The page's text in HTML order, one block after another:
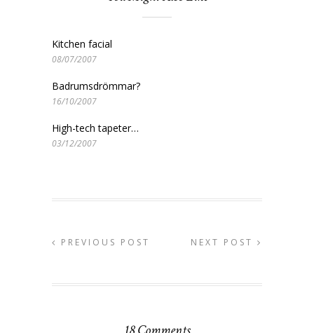
Kitchen facial
08/07/2007
Badrumsdrömmar?
16/10/2007
High-tech tapeter…
03/12/2007
PREVIOUS POST NEXT POST